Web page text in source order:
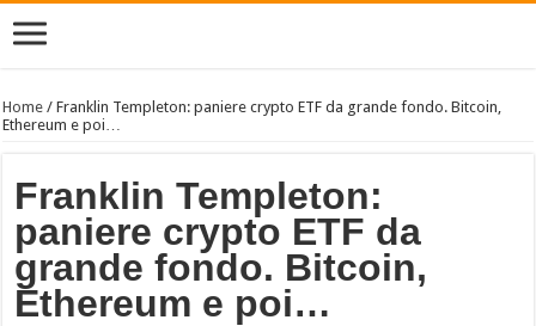
Home /Franklin Templeton: paniere crypto ETF da grande fondo. Bitcoin,
Ethereum e poi…
Franklin Templeton:
paniere crypto ETF da
grande fondo. Bitcoin,
Ethereum e poi…